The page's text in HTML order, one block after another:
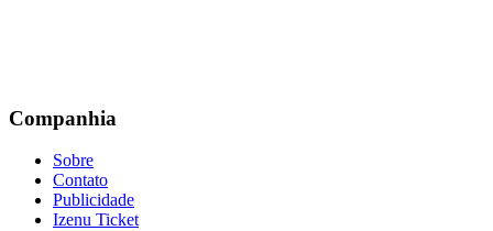
Companhia
Sobre
Contato
Publicidade
Izenu Ticket